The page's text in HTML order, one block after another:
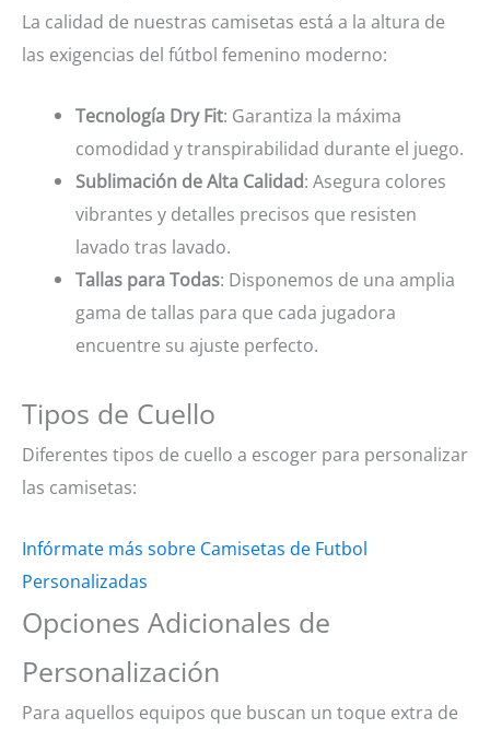
La calidad de nuestras camisetas está a la altura de
las exigencias del fútbol femenino moderno:
Tecnología Dry Fit: Garantiza la máxima
comodidad y transpirabilidad durante el juego.
Sublimación de Alta Calidad: Asegura colores
vibrantes y detalles precisos que resisten
lavado tras lavado.
Tallas para Todas: Disponemos de una amplia
gama de tallas para que cada jugadora
encuentre su ajuste perfecto.
Tipos de Cuello
Diferentes tipos de cuello a escoger para personalizar
las camisetas:
Infórmate más sobre Camisetas de Futbol
Personalizadas
Opciones Adicionales de
Personalización
Para aquellos equipos que buscan un toque extra de